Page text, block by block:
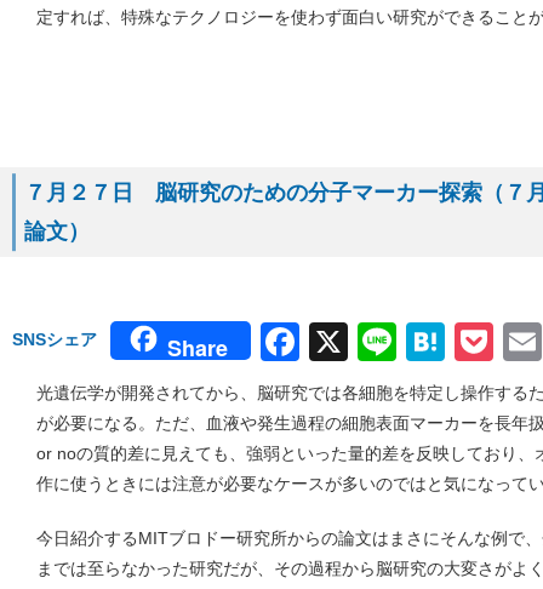
定すれば、特殊なテクノロジーを使わず面白い研究ができること
７月２７日 脳研究のための分子マーカー探索（７
論文）
SNSシェア Share Facebook
X Line
光遺伝学が開発されてから、脳研究では各細胞を特定し操作する
が必要になる。ただ、血液や発生過程の細胞表面マーカーを長年
or noの質的差に見えても、強弱といった量的差を反映しており
作に使うときには注意が必要なケースが多いのではと気になって
今日紹介するMITブロドー研究所からの論文はまさにそんな例で
までは至らなかった研究だが、その過程から脳研究の大変さがよ